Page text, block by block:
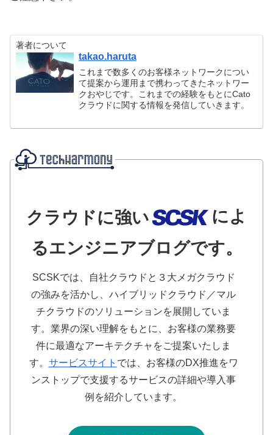
著者について
takao.haruta
これまで数多くのお客様ネットワークについ
て提案から運用まで携わってきたネットワー
クおやじです。これまでの経験をもとにCato
クラウドに関する情報を発信していきます。
クラウドに強い
によ
るエンジニアブログです。
SCSKでは、自社クラウドと３大メガクラウド
の強みを活かし、ハイブリッドクラウド／マル
チクラウドのソリューションを展開していま
す。業界の深い理解をもとに、お客様の業務要
件に最適なアーキテクチャをご提案いたしま
す。 サービスサイト では、お客様のDX推進をワ
ンストップで支援するサービスの詳細や導入事
例を紹介しています。